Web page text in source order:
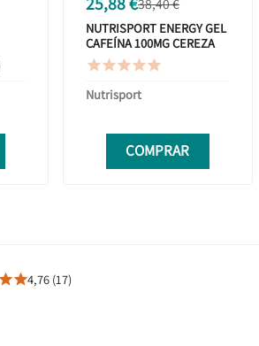
38,40 €
NUTRISPORT ENERGY GEL
CAFEÍNA 100MG CEREZA
COLA 24 UNIDADES

Nutrisport
COMPRAR
4,76 (17)